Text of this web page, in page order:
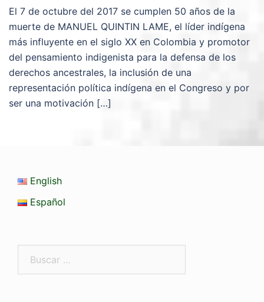
El 7 de octubre del 2017 se cumplen 50 años de la
muerte de MANUEL QUINTIN LAME, el líder indígena
más influyente en el siglo XX en Colombia y promotor
del pensamiento indigenista para la defensa de los
derechos ancestrales, la inclusión de una
representación política indígena en el Congreso y por
ser una motivación […]
English
Español